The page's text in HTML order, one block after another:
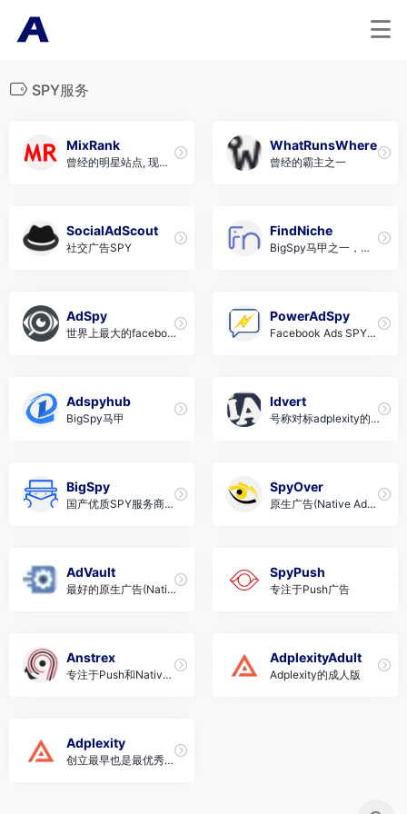
SPY服务
MixRank
曾经的明星站点, 现在
WhatRunsWhere
曾经的霸主之一
SocialAdScout
社交广告SPY
FindNiche
BigSpy马甲之一，侧
AdSpy
世界上最大的faceboo
PowerAdSpy
Facebook Ads SPY专
Adspyhub
BigSpy马甲
Idvert
号称对标adplexity的
BigSpy
国产优质SPY服务商，
SpyOver
原生广告(Native Ads)
AdVault
最好的原生广告(Nativ
SpyPush
专注于Push广告
Anstrex
专注于Push和Native
AdplexityAdult
Adplexity的成人版
Adplexity
创立最早也是最优秀的